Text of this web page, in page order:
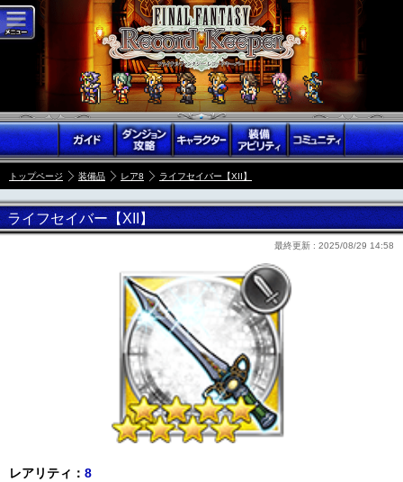
トップページ 装備品 レア8 ライフセイバー【XII】
ライフセイバー【XII】
最終更新 : 2025/08/29 14:58
レアリティ： 8